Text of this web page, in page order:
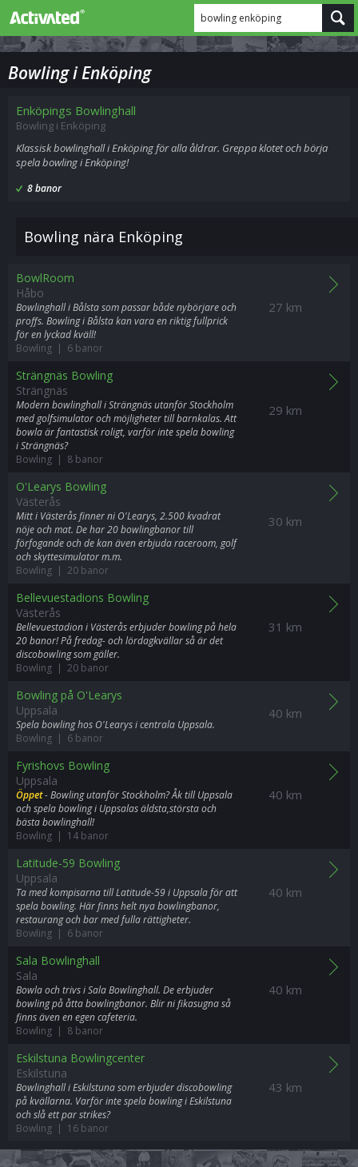
bowling enköping
Bowling i Enköping
Enköpings Bowlinghall
Bowling i Enköping
Klassisk bowlinghall i Enköping för alla åldrar. Greppa klotet och börja
spela bowling i Enköping!
8 banor
Bowling nära Enköping
27 km
BowlRoom
Håbo
Bowlinghall i Bålsta som passar både nybörjare och
proffs. Bowling i Bålsta kan vara en riktig fullprick
för en lyckad kväll!
Bowling | 6 banor
29 km
Strängnäs Bowling
Strängnäs
Modern bowlinghall i Strängnäs utanför Stockholm
med golfsimulator och möjligheter till barnkalas. Att
bowla är fantastisk roligt, varför inte spela bowling
i Strängnäs?
Bowling | 8 banor
30 km
O'Learys Bowling
Västerås
Mitt i Västerås finner ni O'Learys, 2.500 kvadrat
nöje och mat. De har 20 bowlingbanor till
förfogande och de kan även erbjuda raceroom, golf
och skyttesimulator m.m.
Bowling | 20 banor
31 km
Bellevuestadions Bowling
Västerås
Bellevuestadion i Västerås erbjuder bowling på hela
20 banor! På fredag- och lördagkvällar så är det
discobowling som gäller.
Bowling | 20 banor
40 km
Bowling på O'Learys
Uppsala
Spela bowling hos O'Learys i centrala Uppsala.
Bowling | 6 banor
40 km
Fyrishovs Bowling
Uppsala
Öppet- Bowling utanför Stockholm? Åk till Uppsala
och spela bowling i Uppsalas äldsta,största och
bästa bowlinghall!
Bowling | 14 banor
40 km
Latitude-59 Bowling
Uppsala
Ta med kompisarna till Latitude-59 i Uppsala för att
spela bowling. Här finns helt nya bowlingbanor,
restaurang och bar med fulla rättigheter.
Bowling | 6 banor
40 km
Sala Bowlinghall
Sala
Bowla och trivs i Sala Bowlinghall. De erbjuder
bowling på åtta bowlingbanor. Blir ni fikasugna så
finns även en egen cafeteria.
Bowling | 8 banor
43 km
Eskilstuna Bowlingcenter
Eskilstuna
Bowlinghall i Eskilstuna som erbjuder discobowling
på kvällarna. Varför inte spela bowling i Eskilstuna
och slå ett par strikes?
Bowling | 16 banor